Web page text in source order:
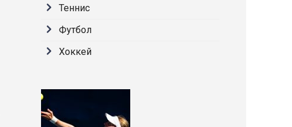
Теннис
Футбол
Хоккей